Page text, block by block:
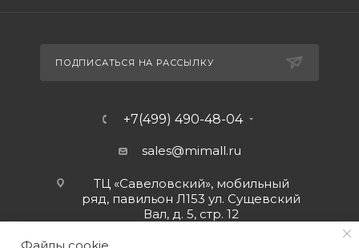
ПОДПИСАТЬСЯ НА РАССЫЛКУ
+7(499) 490-48-04
sales@mimall.ru
ТЦ «Савеловский», мобильный
ряд, павильон Л153 ул. Сущевский
Вал, д. 5, стр. 12